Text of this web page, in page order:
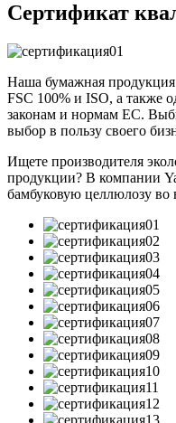
Сертификат
Наша бумажная продукция
FSC 100% и ISO, а также
законам и нормам ЕС.
выбор в пользу своего
Ищете производителя
продукции? В компании
бамбуковую целлюлозу во